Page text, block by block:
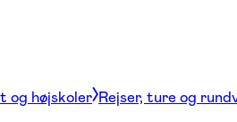
og højskoler Rejser, ture og